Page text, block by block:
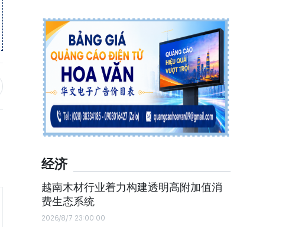
经济
越南木材行业着力构建透明高附加值消
费生态系统
2026/8/7 23:00:00